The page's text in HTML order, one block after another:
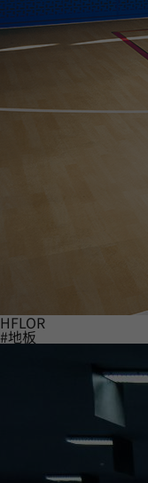
HFLOR
#地板